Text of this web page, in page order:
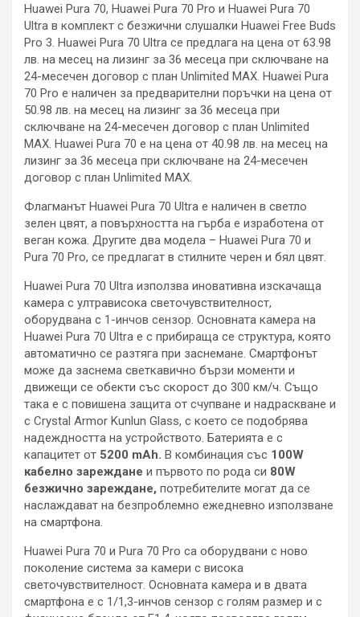
Huawei Pura 70, Huawei Pura 70 Pro и Huawei Pura 70
Ultra в комплект с безжични слушалки Huawei Free Buds
Pro 3. Huawei Pura 70 Ultra се предлага на цена от 63.98
лв. на месец на лизинг за 36 месеца при сключване на
24-месечен договор с план Unlimited MAX. Huawei Pura
70 Pro е наличен за предварителни поръчки на цена от
50.98 лв. на месец на лизинг за 36 месеца при
сключване на 24-месечен договор с план Unlimited
MAX. Huawei Pura 70 е на цена от 40.98 лв. на месец на
лизинг за 36 месеца при сключване на 24-месечен
договор с план Unlimited MAX.
Флагманът Huawei Pura 70 Ultra е наличен в светло
зелен цвят, а повърхността на гърба е изработена от
веган кожа. Другите два модела – Huawei Pura 70 и
Pura 70 Pro, се предлагат в стилните черен и бял цвят.
Huawei Pura 70 Ultra използва иновативна изскачаща
камера с ултрависока светочувствителност,
оборудвана с 1-инчов сензор. Основната камера на
Huawei Pura 70 Ultra е с прибираща се структура, която
автоматично се разтяга при заснемане. Смартфонът
може да заснема светкавично бързи моменти и
движещи се обекти със скорост до 300 км/ч. Също
така е с повишена защита от счупване и надраскване и
с Crystal Armor Kunlun Glass, с което се подобрява
надеждността на устройството. Батерията е с
капацитет от 5200 mAh. В комбинация със 100W
кабелно зареждане и първото по рода си 80W
безжично зареждане, потребителите могат да се
наслаждават на безпроблемно ежедневно използване
на смартфона.
Huawei Pura 70 и Pura 70 Pro са оборудвани с ново
поколение система за камери с висока
светочувствителност. Основната камера и в двата
смартфона е с 1/1,3-инчов сензор с голям размер и с